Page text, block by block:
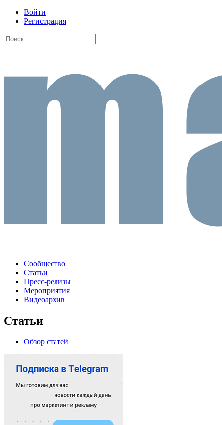
Войти
Регистрация
Сообщество
Статьи
Пресс-релизы
Мероприятия
Видеоархив
Статьи
Обзор статей